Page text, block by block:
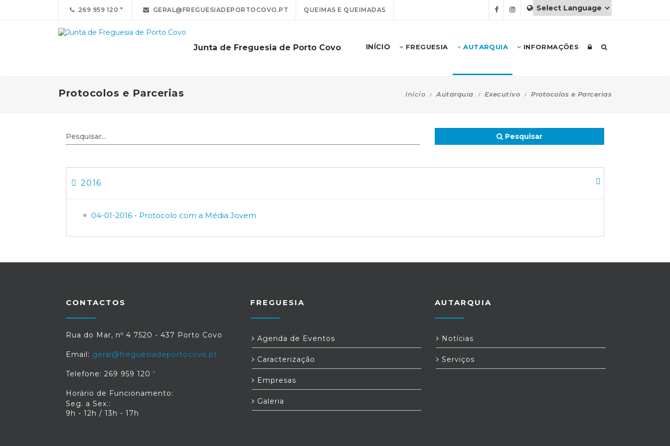
269 959 120 GERAL@FREGUESIADEPORTOCOVO.PT QUEIMAS E QUEIMADAS
Junta de Freguesia de Porto Covo INÍCIO FREGUESIA AUTARQUIA INFORMAÇÕES
Protocolos e Parcerias Início Autarquia Executivo Protocolos e Parcerias
Pesquisar
2016
04-01-2016 - Protocolo com a Média Jovem
CONTACTOS
Rua do Mar, nº 4 7520 - 437 Porto Covo
Email: geral@freguesiadeportocovo.pt
Telefone: 269 959 120
Horário de Funcionamento:
Seg. a Sex.:
9h - 12h / 13h - 17h
FREGUESIA
Agenda de Eventos
Caracterização
Empresas
Galeria
AUTARQUIA
Notícias
Serviços